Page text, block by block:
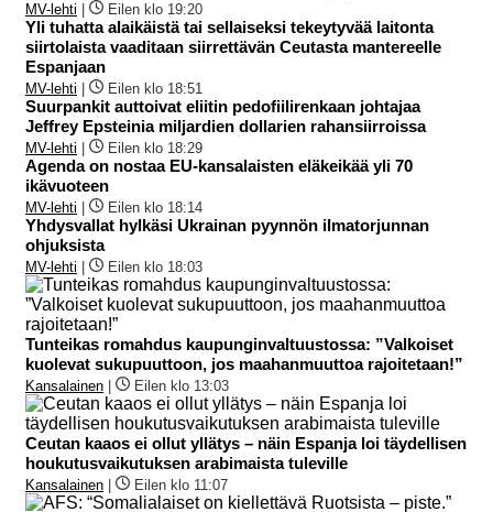
MV-lehti Eilen klo 19:20
Yli tuhatta alaikäistä tai sellaiseksi tekeytyvää laitonta
siirtolaista vaaditaan siirrettävän Ceutasta mantereelle
Espanjaan
MV-lehti Eilen klo 18:51
Suurpankit auttoivat eliitin pedofiilirenkaan johtajaa
Jeffrey Epsteinia miljardien dollarien rahansiirroissa
MV-lehti Eilen klo 18:29
Agenda on nostaa EU-kansalaisten eläkeikää yli 70
ikävuoteen
MV-lehti Eilen klo 18:14
Yhdysvallat hylkäsi Ukrainan pyynnön ilmatorjunnan
ohjuksista
MV-lehti Eilen klo 18:03
Tunteikas romahdus kaupunginvaltuustossa: ”Valkoiset
kuolevat sukupuuttoon, jos maahanmuuttoa rajoitetaan!”
Kansalainen Eilen klo 13:03
Ceutan kaaos ei ollut yllätys – näin Espanja loi täydellisen
houkutusvaikutuksen arabimaista tuleville
Kansalainen Eilen klo 11:07